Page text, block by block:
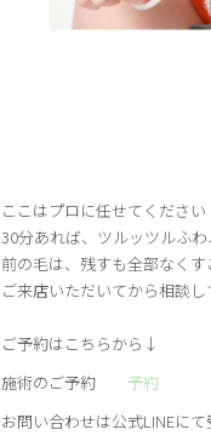
ここはプロに任せてください
30分あれば、ツルッツルふ
前の毛は、残すも全部なく
ご来店いただいてから相談
ご予約はこちらから↓
施術のご予約 予約
お問い合わせは公式LINEに